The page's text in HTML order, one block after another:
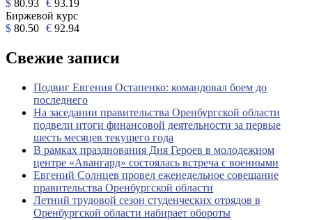
$ 80.93 € 93.19
Биржевой курс
$ 80.50 € 92.94
Свежие записи
Подвиг Евгения Остапенко: командовал боем до
последнего
На заседании правительства Оренбургской области
подвели итоги финансовой деятельности за первые
шесть месяцев текущего года
В рамках празднования Дня Героев в молодежном
центре «Авангард» состоялась встреча с военными
Евгений Солнцев провел еженедельное совещание
правительства Оренбургской области
Летний трудовой сезон студенческих отрядов в
Оренбургской области набирает обороты